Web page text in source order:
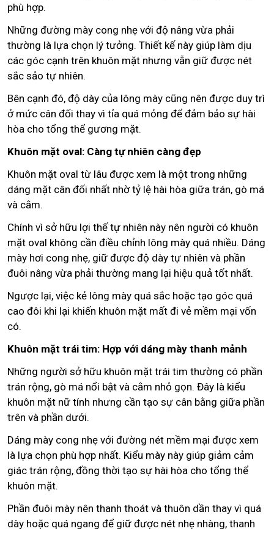
phù hợp.
Những đường mày cong nhẹ với độ nâng vừa phải
thường là lựa chọn lý tưởng. Thiết kế này giúp làm dịu
các góc cạnh trên khuôn mặt nhưng vẫn giữ được nét
sắc sảo tự nhiên.
Bên cạnh đó, độ dày của lông mày cũng nên được duy trì
ở mức cân đối thay vì tỉa quá mỏng để đảm bảo sự hài
hòa cho tổng thể gương mặt.
Khuôn mặt oval: Càng tự nhiên càng đẹp
Khuôn mặt oval từ lâu được xem là một trong những
dáng mặt cân đối nhất nhờ tỷ lệ hài hòa giữa trán, gò má
và cằm.
Chính vì sở hữu lợi thế tự nhiên này nên người có khuôn
mặt oval không cần điều chỉnh lông mày quá nhiều. Dáng
mày hơi cong nhẹ, giữ được độ dày tự nhiên và phần
đuôi nâng vừa phải thường mang lại hiệu quả tốt nhất.
Ngược lại, việc kẻ lông mày quá sắc hoặc tạo góc quá
cao đôi khi lại khiến khuôn mặt mất đi vẻ mềm mại vốn
có.
Khuôn mặt trái tim: Hợp với dáng mày thanh mảnh
Những người sở hữu khuôn mặt trái tim thường có phần
trán rộng, gò má nổi bật và cằm nhỏ gọn. Đây là kiểu
khuôn mặt nữ tính nhưng cần tạo sự cân bằng giữa phần
trên và phần dưới.
Dáng mày cong nhẹ với đường nét mềm mại được xem
là lựa chọn phù hợp nhất. Kiểu mày này giúp giảm cảm
giác trán rộng, đồng thời tạo sự hài hòa cho tổng thể
khuôn mặt.
Phần đuôi mày nên thanh thoát và thuôn dần thay vì quá
dày hoặc quá ngang để giữ được nét nhẹ nhàng, thanh